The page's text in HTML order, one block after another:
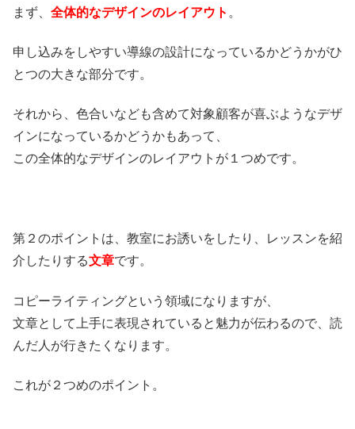
まず、 全体的なデザインのレイアウト 。
申し込みをしやすい導線の設計になっているかどうかがひ
とつの大きな部分です。
それから、色合いなども含めて対象顧客が喜ぶようなデザ
インになっているかどうかもあって、
この全体的なデザインのレイアウトが１つめです。
第２のポイントは、教室にお誘いをしたり、レッスンを紹
介したりする文章です。
コピーライティングという領域になりますが、
文章として上手に表現されていると魅力が伝わるので、読
んだ人が行きたくなります。
これが２つめのポイント。